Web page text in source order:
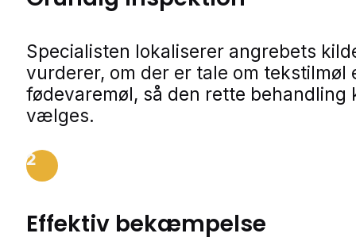
Specialisten lokaliserer angrebets
vurderer, om der er tale om tekstilmøl
fødevaremøl, så den rette behandling
vælges.
2
Effektiv bekæmpelse